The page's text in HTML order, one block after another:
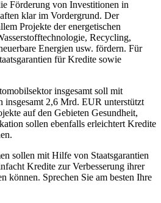
Förderung von Investitionen in
klar im Vordergrund. Der
Projekte der energetischen
Recycling,
Energien usw. fördern. Für
für Kredite sowie
insgesamt soll mit
2,6 Mrd. EUR unterstützt
auf den Gebieten Gesundheit,
sollen ebenfalls erleichtert Kredite
sollen mit Hilfe von Staatsgarantien
Kredite zur Verbesserung ihrer
können. Sprechen Sie am besten Ihre